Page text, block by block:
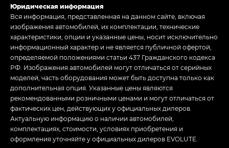
Юридическая информация
Вся информация, представленная на данном сайте, включая
изображения автомобилей, их комплектации, технические
характеристики, опции и указанные цены, носит исключительно
информационный характер и не является публичной офертой,
определяемой положениями статьи 437 Гражданского кодекса
РФ. Изображения автомобилей могут отличаться от серийных
моделей, часть оборудования может быть доступна только как
дополнительная опция. Указанные цены являются
рекомендованными розничными ценами и могут отличаться от
фактических цен, действующих у официальных дилеров.
Актуальную информацию о наличии автомобилей,
комплектациях, стоимости, условиях приобретения и
оформления уточняйте у официальных дилеров EVOLUTE.